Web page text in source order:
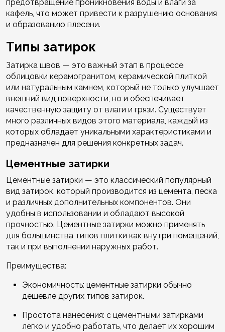
предотвращение проникновения воды и влаги за
кафель, что может привести к разрушению основания
и образованию плесени.
Типы затирок
Затирка швов — это важный этап в процессе
облицовки керамогранитом, керамической плиткой
или натуральным камнем, который не только улучшает
внешний вид поверхности, но и обеспечивает
качественную защиту от влаги и грязи. Существует
много различных видов этого материала, каждый из
которых обладает уникальными характеристиками и
предназначен для решения конкретных задач.
Цементные затирки
Цементные затирки — это классический популярный
вид затирок, который производится из цемента, песка
и различных дополнительных компонентов. Они
удобны в использовании и обладают высокой
прочностью. Цементные затирки можно применять
для большинства типов плитки как внутри помещений,
так и при выполнении наружных работ.
Преимущества:
Экономичность: цементные затирки обычно
дешевле других типов затирок.
Простота нанесения: с цементными затирками
легко и удобно работать, что делает их хорошим